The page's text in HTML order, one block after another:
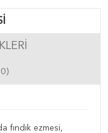
fındık ezmesi,